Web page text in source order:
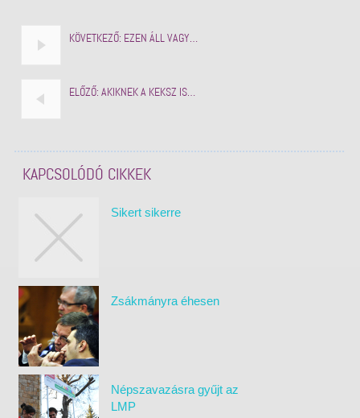
KÖVETKEZŐ: EZEN ÁLL VAGY…
ELŐZŐ: AKIKNEK A KEKSZ IS…
KAPCSOLÓDÓ CIKKEK
Sikert sikerre
Zsákmányra éhesen
Népszavazásra gyűjt az
LMP